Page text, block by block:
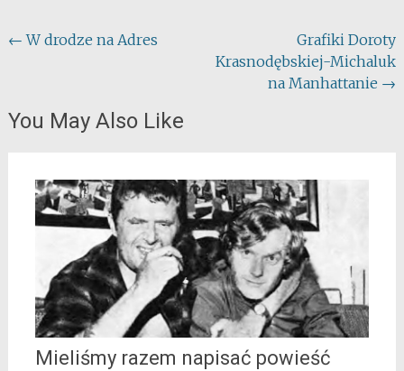
Post
← W drodze na Adres
Grafiki Doroty
Krasnodębskiej-Michaluk
na Manhattanie →
You May Also Like
Mieliśmy razem napisać powieść